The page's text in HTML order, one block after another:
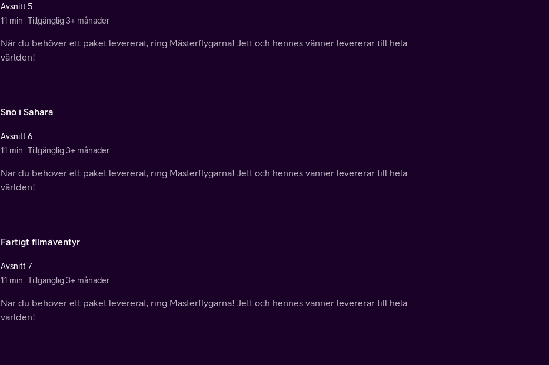
Avsnitt 5
11 min Tillgänglig 3+ månader
När du behöver ett paket levererat, ring Mästerflygarna! Jett och hennes vänner levererar till hela
världen!
Snö i Sahara
Avsnitt 6
11 min Tillgänglig 3+ månader
När du behöver ett paket levererat, ring Mästerflygarna! Jett och hennes vänner levererar till hela
världen!
Fartigt filmäventyr
Avsnitt 7
11 min Tillgänglig 3+ månader
När du behöver ett paket levererat, ring Mästerflygarna! Jett och hennes vänner levererar till hela
världen!